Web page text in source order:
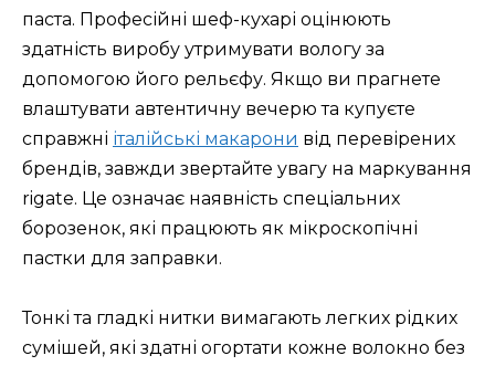
паста. Професійні шеф-кухарі оцінюють
здатність виробу утримувати вологу за
допомогою його рельєфу. Якщо ви прагнете
влаштувати автентичну вечерю та купуєте
справжні італійські макарони від перевірених
брендів, завжди звертайте увагу на маркування
rigate. Це означає наявність спеціальних
борозенок, які працюють як мікроскопічні
пастки для заправки.
Тонкі та гладкі нитки вимагають легких рідких
сумішей, які здатні огортати кожне волокно без